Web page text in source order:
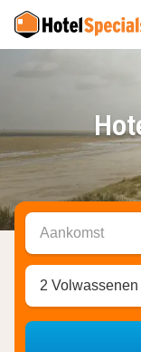
Aankomst
2